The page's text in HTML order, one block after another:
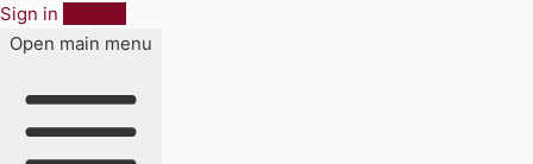
Sign in
Open main menu